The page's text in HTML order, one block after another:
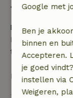
• op de
Borg
Een borg van €
terugbetaald
Bekijk alles
Google met
Ben je
binnen en
Accepteren.
je goed
instellen via
Weigeren,